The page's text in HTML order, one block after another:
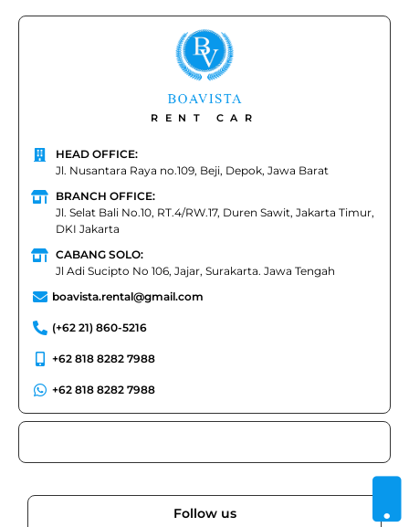
RENT CAR
HEAD OFFICE:
Jl. Nusantara Raya no.109, Beji, Depok, Jawa Barat
BRANCH OFFICE:
Jl. Selat Bali No.10, RT.4/RW.17, Duren Sawit, Jakarta Timur,
DKI Jakarta
CABANG SOLO:
Jl Adi Sucipto No 106, Jajar, Surakarta. Jawa Tengah
boavista.rental@gmail.com
(+62 21) 860-5216
+62 818 8282 7988
+62 818 8282 7988
Follow us